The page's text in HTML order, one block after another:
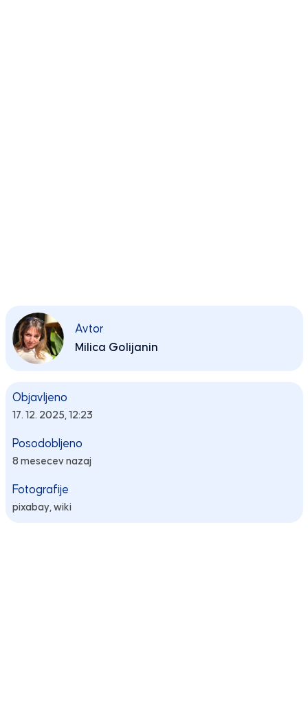
Avtor
Milica Golijanin
Objavljeno
17. 12. 2025, 12:23
Posodobljeno
8 mesecev nazaj
Fotografije
pixabay, wiki